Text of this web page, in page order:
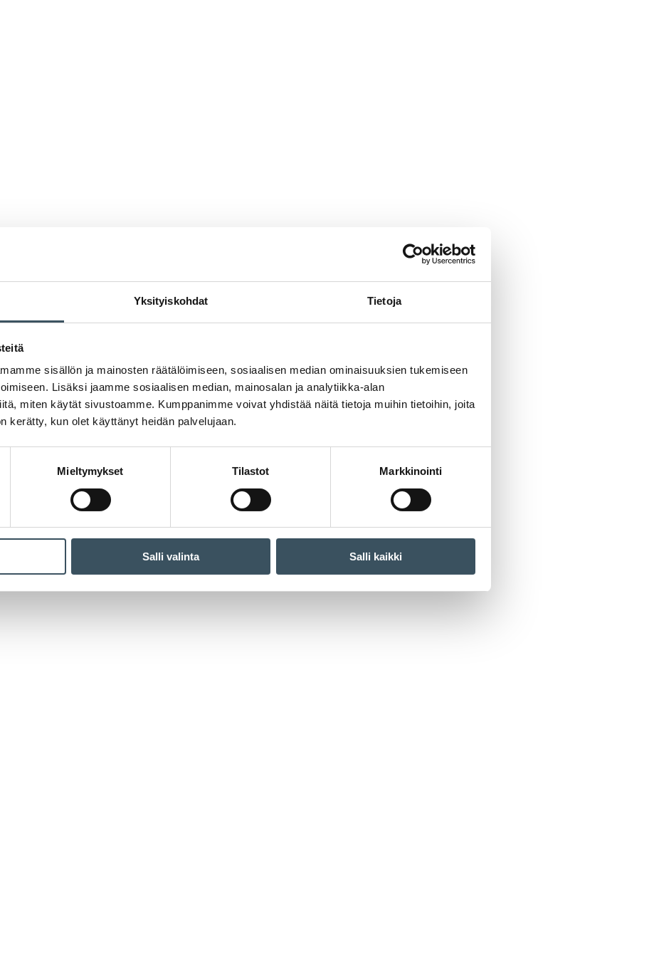
Yksityiskohdat Tietoja
sisällön ja mainosten räätälöimiseen, sosiaalisen median ominaisuuksien tukemiseen
Lisäksi jaamme sosiaalisen median, mainosalan ja analytiikka-alan
miten käytät sivustoamme. Kumppanimme voivat yhdistää näitä tietoja muihin tietoihin, joita
kerätty, kun olet käyttänyt heidän palvelujaan.
Mieltymykset Tilastot Markkinointi
Salli valinta Salli kaikki